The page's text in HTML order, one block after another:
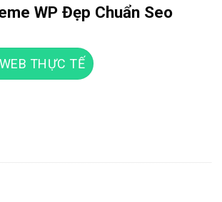
WP Đẹp Chuẩn Seo
THỰC TẾ